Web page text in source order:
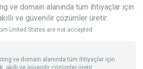
ve domain alanında tüm ihtiyaçlar için
ve güvenilir çözümler üretir.
United States are not accepted
ve domain alanında tüm ihtiyaçlar için
akıllı ve güvenilir çözümler üretir.